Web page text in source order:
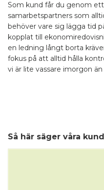
Som kund får du genom
samarbetspartners som
behöver vare sig lägga tid
kopplat till
en ledning långt borta
fokus på att alltid hålla
vi är lite vassare imorgon än
Så här säger våra